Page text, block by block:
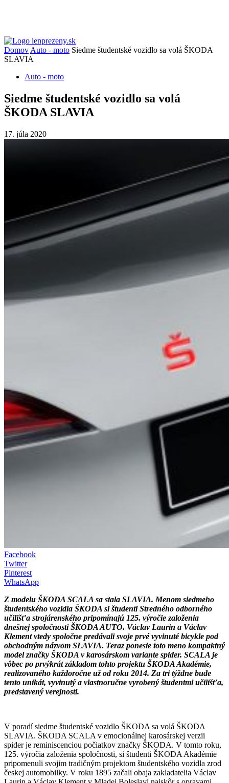
Domov Auto - moto Siedme študentské vozidlo sa volá ŠKODA
SLAVIA
Auto - moto
Siedme študentské vozidlo sa volá
ŠKODA SLAVIA
17. júla 2020
Facebook
Twitter
Pinterest
WhatsApp
Z modelu ŠKODA SCALA sa stala SLAVIA. Menom siedmeho
študentského vozidla ŠKODA si študenti Stredného odborného
učilišťa strojárenského pripomínajú 125. výročie založenia
dnešnej spoločnosti ŠKODA AUTO. Václav Laurin a Václav
Klement vtedy spoločne predávali svoje prvé vyvinuté bicykle pod
obchodným názvom SLAVIA. Teraz ponesie toto meno kompaktný
model značky ŠKODA v karosárskom variante spider. SCALA je
vôbec po prvýkrát základom tohto projektu ŠKODA Akadémie,
realizovaného každoročne už od roku 2014. Za tri týždne bude
tento unikát, vyvinutý a vlastnoručne vyrobený študentmi učilišťa,
predstavený verejnosti.
V poradí siedme študentské vozidlo ŠKODA sa volá ŠKODA
SLAVIA. ŠKODA SCALA v emocionálnej karosárskej verzii
spider je reminiscenciou počiatkov značky ŠKODA. V tomto roku,
125. výročia založenia spoločnosti, si študenti ŠKODA Akadémie
pripomenuli svojim tradičným projektom študentského vozidla zrod
českej automobilky. V roku 1895 začali obaja zakladatelia Václav